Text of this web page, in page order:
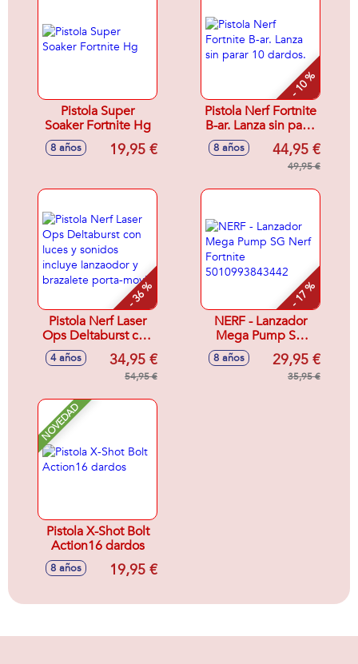
Pistola Super
Soaker Fortnite Hg
8 años 19,95 €
- 10 %
Pistola Nerf Fortnite
B-ar. Lanza sin parar
10 dardos.
8 años 44,95 €
49,95 €
- 36 %
Pistola Nerf Laser
Ops Deltaburst con
luces y sonidos
incluye lanzaodor y
brazalete porta-
4 años 34,95 €
54,95 €
- 17 %
NERF - Lanzador
Mega Pump SG
Nerf Fortnite
5010993843442
8 años 29,95 €
35,95 €
NOVEDAD
Pistola X-Shot Bolt
Action16 dardos
8 años 19,95 €